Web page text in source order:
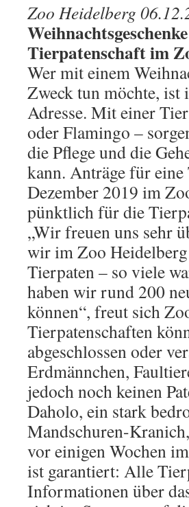
Zoo Heidelberg
Tierpatenschaft im
Wer mit einem
Zweck tun möchte,
Adresse. Mit einer
oder Flamingo –
die Pflege und die
kann. Anträge für
Dezember 2019 im
pünktlich für die
„Wir freuen uns sehr
wir im Zoo
Tierpaten – so viele
haben wir rund 200
können“, freut sich
Tierpatenschaften
abgeschlossen oder
Erdmännchen,
jedoch noch keinen
Daholo, ein stark
Mandschuren-
vor einigen Wochen
ist garantiert: Alle
Informationen über